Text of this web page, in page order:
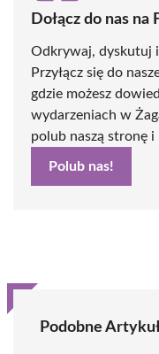
Dołącz do nas na
Odkrywaj, dyskutuj
Przyłącz się do
gdzie możesz
wydarzeniach w
polub naszą stronę i
Polub nas!
Podobne